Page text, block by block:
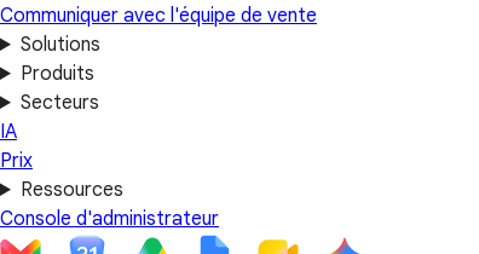
Communiquer avec l'équipe de vente
Solutions
Produits
Secteurs
IA
Prix
Ressources
Console d'administrateur